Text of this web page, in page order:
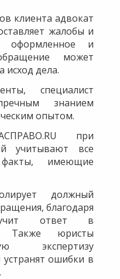
клиента адвокат
жалобы и
оформленное и
может
исход дела.
специалист
знанием
опытом.
при
учитывают все
имеющие
должный
благодаря
ответ в
Также юристы
экспертизу
ошибки в